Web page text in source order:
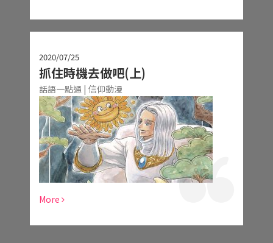
2020/07/25
抓住時機去做吧(上)
話語一點通 | 信仰動漫
More